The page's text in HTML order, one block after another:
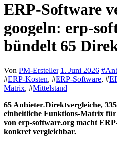
ERP-Software
googeln: erp-
bündelt 65
Von PM-Ersteller 1. Juni 2026 #
#ERP-Kosten, #ERP-Software, #
Matrix, #Mittelstand
65 Anbieter-Direktvergleiche, 335 Software-Profile und eine
einheitliche Funktions-Matrix
von erp-software.org macht
konkret vergleichbar.